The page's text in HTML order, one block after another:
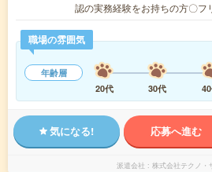
認の実務経験をお持ちの方〇
職場の雰囲気
年齢層
20代
30代
気になる! 応募へ進む
派遣会社 株式会社テクノ・